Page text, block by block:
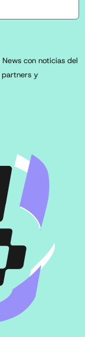
con noticias del
partners y